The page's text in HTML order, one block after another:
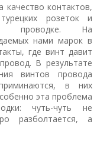
контактов,
розеток и
проводке. На
нами марок в
где винт давит
В результате
винтов провода
в них
эта проблема
чуть-чуть не
разболтается, а